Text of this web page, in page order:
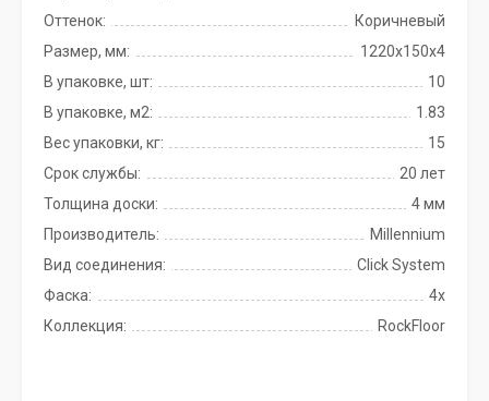
Оттенок:
Коричневый
Размер, мм:
1220x150x4
В упаковке, шт:
10
В упаковке, м2:
1.83
Вес упаковки, кг:
15
Срок службы:
20 лет
Толщина доски:
4 мм
Производитель:
Millennium
Вид соединения:
Click System
Фаска:
4x
Коллекция:
RockFloor